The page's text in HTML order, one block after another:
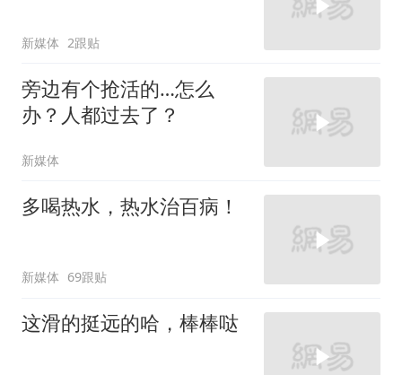
新媒体 2跟贴
旁边有个抢活的…怎么
办？人都过去了？
新媒体
多喝热水，热水治百病！
新媒体 69跟贴
这滑的挺远的哈，棒棒哒